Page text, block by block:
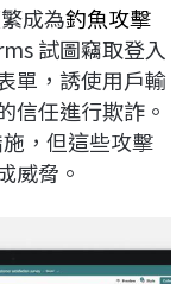
成為釣魚攻擊
試圖竊取登入
單，誘使用戶輸
信任進行欺詐。
，但這些攻擊
威脅。